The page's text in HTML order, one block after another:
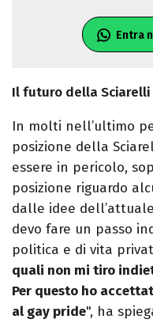
Entra
Il futuro della Sciarelli
In molti nell’ultimo
posizione della
essere in pericolo,
posizione riguardo
dalle idee
devo fare un passo
politica e di vita
quali non mi tiro
Per questo ho
al gay pride", ha